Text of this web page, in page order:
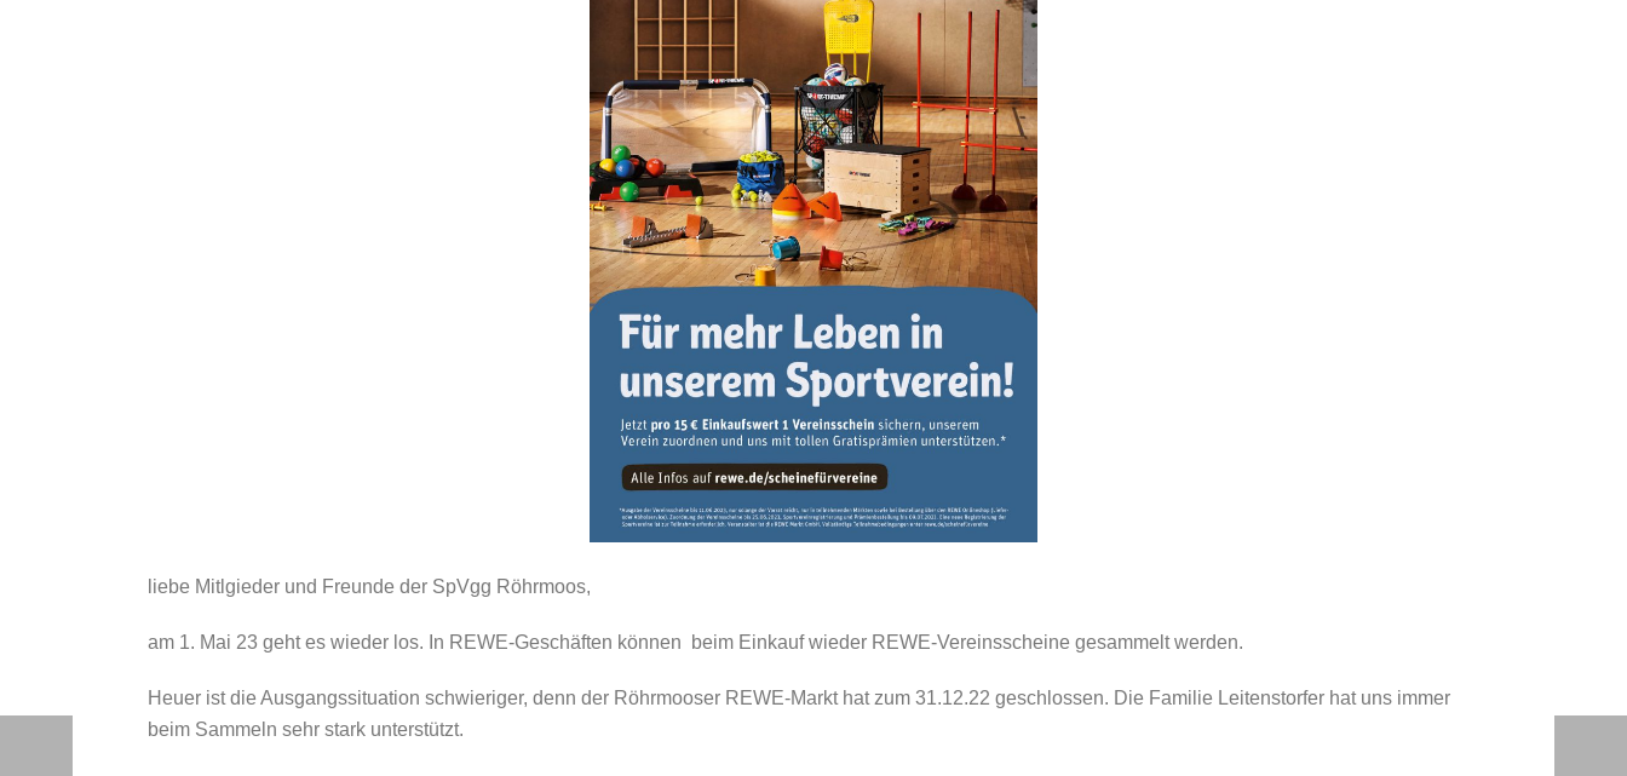
liebe Mitlgieder und Freunde der SpVgg Röhrmoos,
am 1. Mai 23 geht es wieder los. In REWE-Geschäften können beim Einkauf wieder REWE-Vereinsscheine gesammelt werden.
Heuer ist die Ausgangssituation schwieriger, denn der Röhrmooser REWE-Markt hat zum 31.12.22 geschlossen. Die Familie Leitenstorfer hat uns immer
beim Sammeln sehr stark unterstützt.